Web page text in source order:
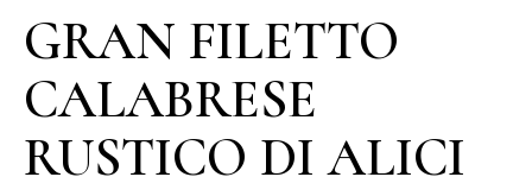
GRAN FILETTO
CALABRESE
RUSTICO DI ALICI